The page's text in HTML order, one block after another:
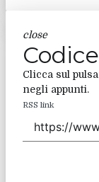
close
Clicca sul
negli appunti.
RSS link